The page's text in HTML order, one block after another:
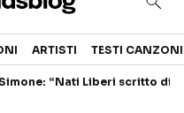
ARTISTI TESTI CANZONI
“Nati Liberi scritto di